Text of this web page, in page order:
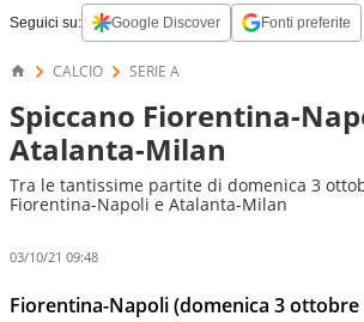
Seguici su: Google Discover Fonti preferite
CALCIO SERIE A
Spiccano Fiorentina-
Atalanta-Milan
Tra le tantissime partite di domenica 3
Fiorentina-Napoli e Atalanta-Milan
03/10/21 09:48
Fiorentina-Napoli (domenica 3 ottobre